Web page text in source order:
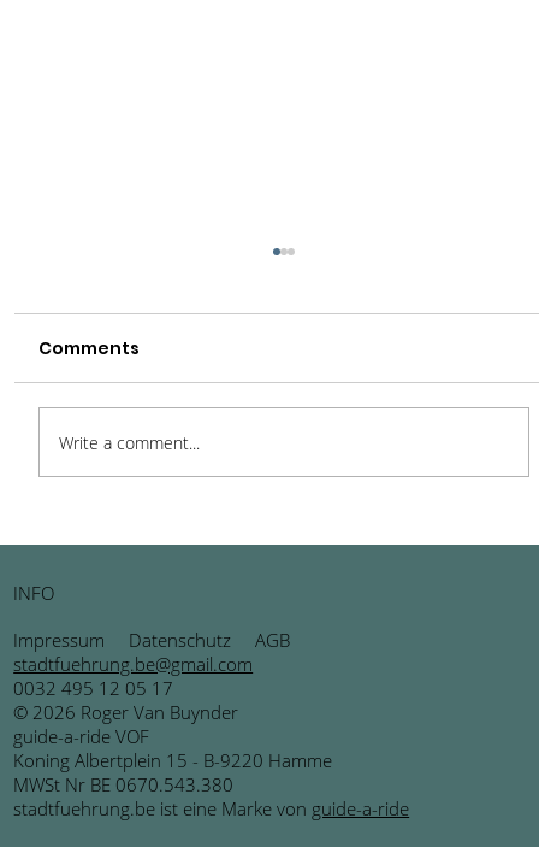
Comments
Write a comment...
INFO
Impressum
Datenschutz
AGB
stadtfuehrung.be@gmail.com
0032 495 12 05 17
© 2026 Roger Van Buynder
guide-a-ride VOF
Koning Albertplein 15 - B-9220 Hamme
MWSt Nr BE 0670.543.380
stadtfuehrung.be ist eine Marke von guide-a-ride